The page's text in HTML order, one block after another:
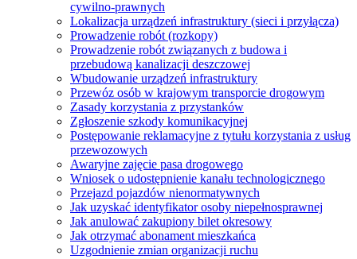
cywilno-prawnych
Lokalizacja urządzeń infrastruktury (sieci i przyłącza)
Prowadzenie robót (rozkopy)
Prowadzenie robót związanych z budowa i
przebudową kanalizacji deszczowej
Wbudowanie urządzeń infrastruktury
Przewóz osób w krajowym transporcie drogowym
Zasady korzystania z przystanków
Zgłoszenie szkody komunikacyjnej
Postępowanie reklamacyjne z tytułu korzystania z usług
przewozowych
Awaryjne zajęcie pasa drogowego
Wniosek o udostępnienie kanału technologicznego
Przejazd pojazdów nienormatywnych
Jak uzyskać identyfikator osoby niepełnosprawnej
Jak anulować zakupiony bilet okresowy
Jak otrzymać abonament mieszkańca
Uzgodnienie zmian organizacji ruchu